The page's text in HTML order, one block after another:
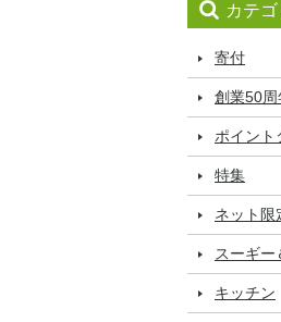
カテ
寄付
創業50
ポイント
特集
ネット限
スーギ
キッチン